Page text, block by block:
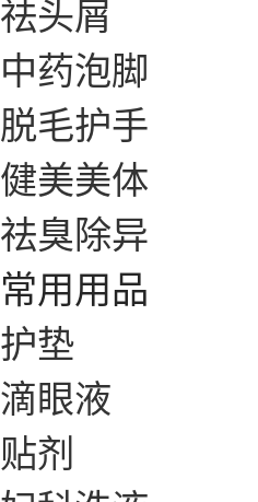
祛头屑
中药泡脚
脱毛护手
健美美体
祛臭除异
常用用品
护垫
滴眼液
贴剂